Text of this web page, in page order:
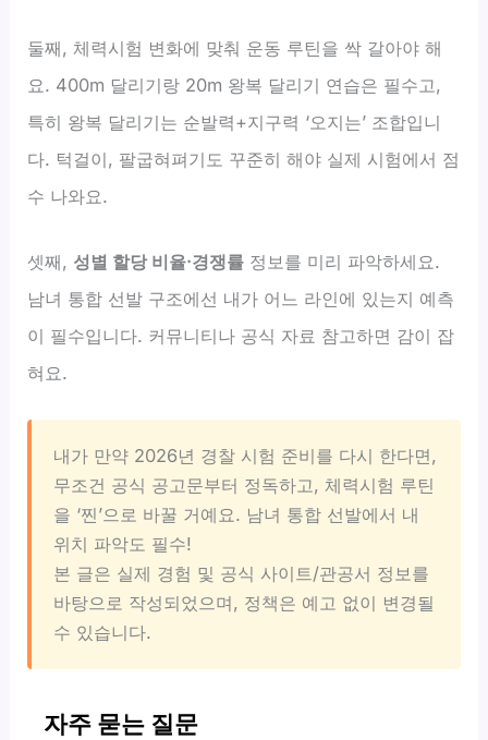
둘째, 체력시험 변화에 맞춰 운동 루틴을 싹 갈아야 해
요. 400m 달리기랑 20m 왕복 달리기 연습은 필수고,
특히 왕복 달리기는 순발력+지구력 ‘오지는’ 조합입니
다. 턱걸이, 팔굽혀펴기도 꾸준히 해야 실제 시험에서 점
수 나와요.
셋째, 성별 할당 비율·경쟁률 정보를 미리 파악하세요.
남녀 통합 선발 구조에선 내가 어느 라인에 있는지 예측
이 필수입니다. 커뮤니티나 공식 자료 참고하면 감이 잡
혀요.
내가 만약 2026년 경찰 시험 준비를 다시 한다면,
무조건 공식 공고문부터 정독하고, 체력시험 루틴
을 ‘찐’으로 바꿀 거예요. 남녀 통합 선발에서 내
위치 파악도 필수!
본 글은 실제 경험 및 공식 사이트/관공서 정보를
바탕으로 작성되었으며, 정책은 예고 없이 변경될
수 있습니다.
자주 묻는 질문